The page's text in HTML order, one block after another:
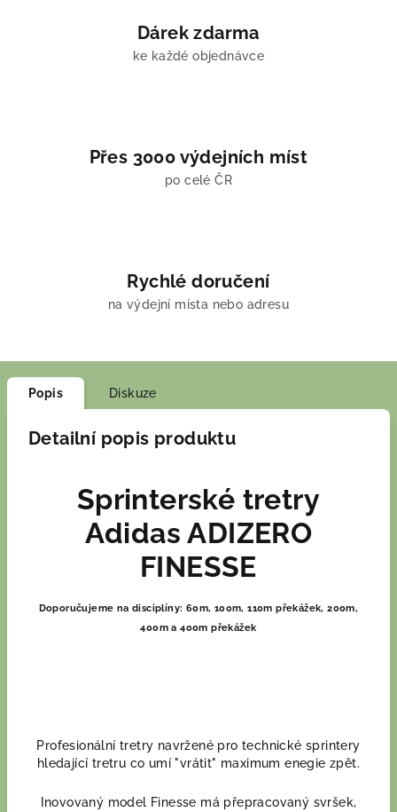
Dárek zdarma
ke každé objednávce
Přes 3000 výdejních míst
po celé ČR
Rychlé doručení
na výdejní místa nebo adresu
Popis Diskuze
Detailní popis produktu
Sprinterské tretry
Adidas ADIZERO
FINESSE
Doporučujeme na disciplíny: 60m, 100m, 110m překážek, 200m,
400m a 400m překážek
Profesionální tretry navržené pro technické sprintery
hledající tretru co umí "vrátit" maximum enegie zpět.
Inovovaný model Finesse má přepracovaný svršek,